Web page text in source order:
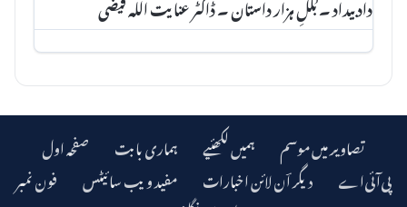
داد بیداد ۔ بُلُلِ ہزار داستان ۔ ڈاکٹر عنا یت اللہ فیضی
صفحہ اول ہماری بابت ہمیں لکھئیے
تصاویر میں موسم
فون نمبر
مفید ویب سائیٹس دیگر اؔن لائن اخبارات